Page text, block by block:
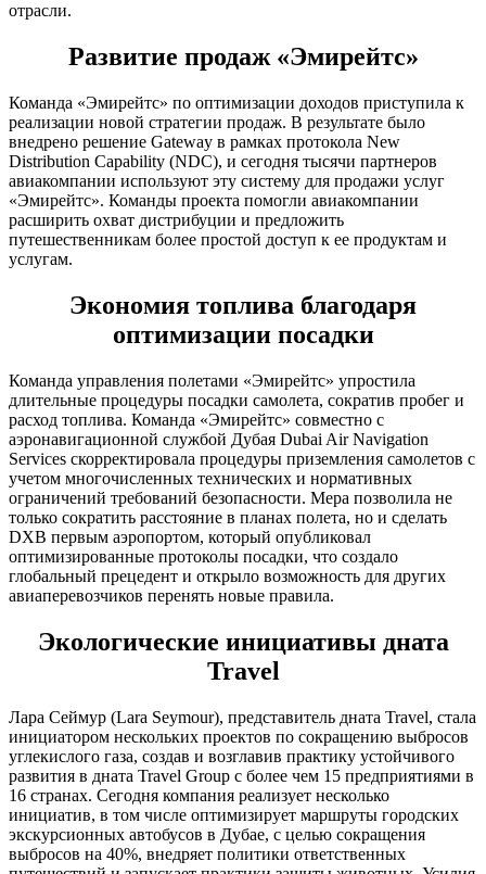
отрасли.
Развитие продаж «Эмирейтс»
Команда «Эмирейтс» по оптимизации доходов приступила к
реализации новой стратегии продаж. В результате было
внедрено решение Gateway в рамках протокола New
Distribution Capability (NDC), и сегодня тысячи партнеров
авиакомпании используют эту систему для продажи услуг
«Эмирейтс». Команды проекта помогли авиакомпании
расширить охват дистрибуции и предложить
путешественникам более простой доступ к ее продуктам и
услугам.
Экономия топлива благодаря
оптимизации посадки
Команда управления полетами «Эмирейтс» упростила
длительные процедуры посадки самолета, сократив пробег и
расход топлива. Команда «Эмирейтс» совместно с
аэронавигационной службой Дубая Dubai Air Navigation
Services скорректировала процедуры приземления самолетов с
учетом многочисленных технических и нормативных
ограничений требований безопасности. Мера позволила не
только сократить расстояние в планах полета, но и сделать
DXB первым аэропортом, который опубликовал
оптимизированные протоколы посадки, что создало
глобальный прецедент и открыло возможность для других
авиаперевозчиков перенять новые правила.
Экологические инициативы дната
Travel
Лара Сеймур (Lara Seymour), представитель дната Travel, стала
инициатором нескольких проектов по сокращению выбросов
углекислого газа, создав и возглавив практику устойчивого
развития в дната Travel Group с более чем 15 предприятиями в
16 странах. Сегодня компания реализует несколько
инициатив, в том числе оптимизирует маршруты городских
экскурсионных автобусов в Дубае, с целью сокращения
выбросов на 40%, внедряет политики ответственных